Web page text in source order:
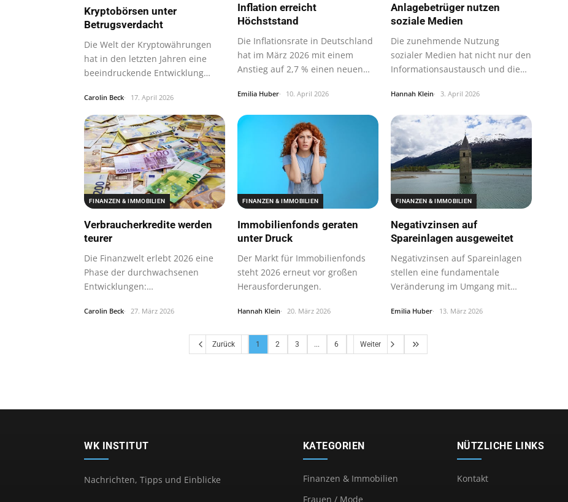
Kryptobörsen unter
Betrugsverdacht
Die Welt der Kryptowährungen
hat in den letzten Jahren eine
beeindruckende Entwicklung
Carolin Beck 17. April 2026
Inflation erreicht
Höchststand
Die Inflationsrate in Deutschland
hat im März 2026 mit einem
Anstieg auf 2,7 % einen neuen…
Emilia Huber 10. April 2026
Anlagebetrüger nutzen
soziale Medien
Die zunehmende Nutzung
sozialer Medien hat nicht nur den
Informationsaustausch und die
Hannah Klein 3. April 2026
FINANZEN & IMMOBILIEN
Verbraucherkredite werden
teurer
Die Finanzwelt erlebt 2026 eine
Phase der durchwachsenen
Entwicklungen:
Carolin Beck 27. März 2026
FINANZEN & IMMOBILIEN
Immobilienfonds geraten
unter Druck
Der Markt für Immobilienfonds
steht 2026 erneut vor großen
Herausforderungen.
Hannah Klein 20. März 2026
FINANZEN & IMMOBILIEN
Negativzinsen auf
Spareinlagen ausgeweitet
Negativzinsen auf Spareinlagen
stellen eine fundamentale
Veränderung im Umgang mit
Emilia Huber 13. März 2026
Zurück 1 2 3 ... 6 Weiter
WK INSTITUT
Nachrichten, Tipps und Einblicke
KATEGORIEN
Finanzen & Immobilien
Frauen / Mode
NÜTZLICHE LINKS
Kontakt